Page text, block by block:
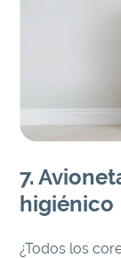
7.
higiénico
¿Todos los